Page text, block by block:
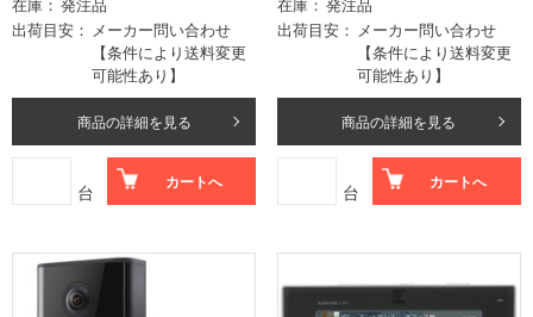
出荷目安
メーカー問い合わせ
【条件により送料変更
可能性あり】
商品の詳細を見る
台 カートへ
出荷目安
メーカー問い合わせ
【条件により送料変更
可能性あり】
商品の詳細を見る
台 カートへ